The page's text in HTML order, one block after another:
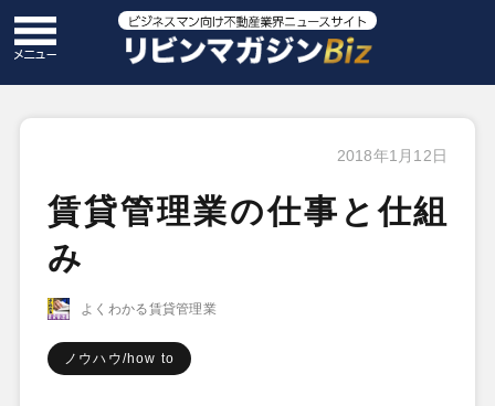
2018年1月12日
賃貸管理業の仕事と仕組
み
よくわかる賃貸管理業
ノウハウ/how to